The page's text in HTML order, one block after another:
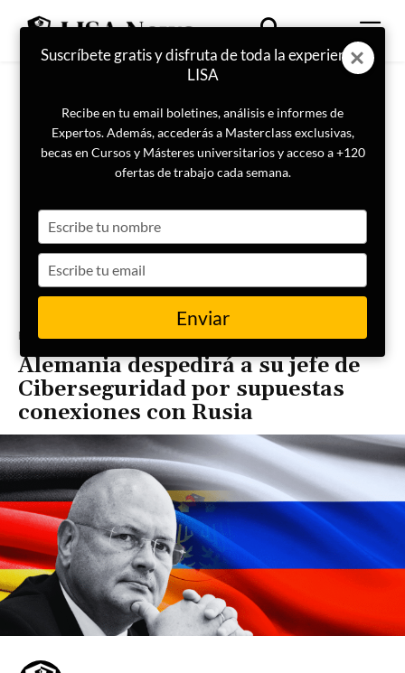
Portada Ciberseguridad
Alemania despedirá a su jefe de
Ciberseguridad por supuestas
conexiones con Rusia
Suscríbete gratis y disfruta de toda la experiencia
LISA
Recibe en tu email boletines, análisis e informes de
Expertos. Además, accederás a Masterclass exclusivas,
becas en Cursos y Másteres universitarios y acceso a +120
ofertas de trabajo cada semana.
your
name
your
email
Enviar